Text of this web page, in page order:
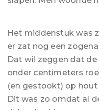
Het middenstuk was
er zat nog een
Dat wil zeggen dat
onder centimeters
(en gestookt) op
Dit was zo omdat al